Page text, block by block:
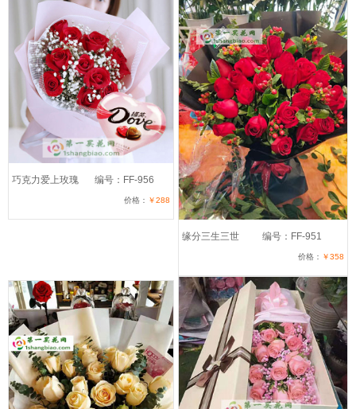
巧克力爱上玫瑰 编号：FF-956
价格： ￥288
缘分三生三世 编号：FF-951
价格： ￥358